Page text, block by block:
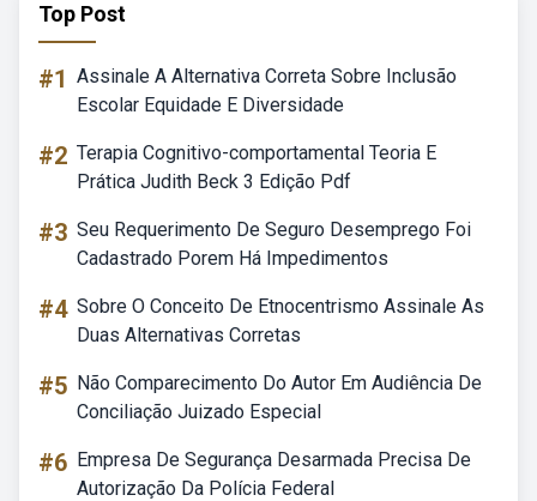
Top Post
#1 Assinale A Alternativa Correta Sobre Inclusão
Escolar Equidade E Diversidade
#2 Terapia Cognitivo-comportamental Teoria E
Prática Judith Beck 3 Edição Pdf
#3 Seu Requerimento De Seguro Desemprego Foi
Cadastrado Porem Há Impedimentos
#4 Sobre O Conceito De Etnocentrismo Assinale As
Duas Alternativas Corretas
#5 Não Comparecimento Do Autor Em Audiência De
Conciliação Juizado Especial
#6 Empresa De Segurança Desarmada Precisa De
Autorização Da Polícia Federal